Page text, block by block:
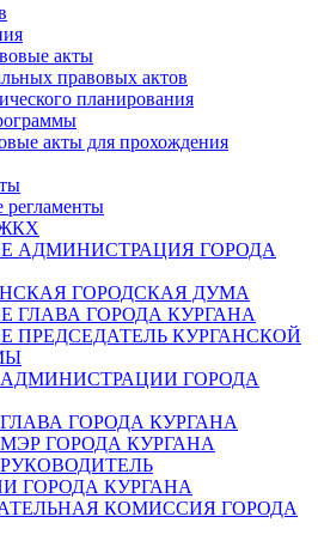
акты
правовых актов
планирования
акты для прохождения
ЖКХ
АДМИНИСТРАЦИЯ ГОРОДА
ГОРОДСКАЯ ДУМА
ГЛАВА ГОРОДА КУРГАНА
ПРЕДСЕДАТЕЛЬ КУРГАНСКОЙ
ГОРОДА
ГОРОДА КУРГАНА
ГОРОДА КУРГАНА
ГОРОДА КУРГАНА
КОМИССИЯ ГОРОДА